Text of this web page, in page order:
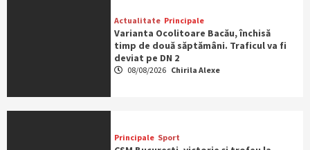
Actualitate Principale
Varianta Ocolitoare Bacău, închisă
timp de două săptămâni. Traficul va fi
deviat pe DN 2
08/08/2026 Chirila Alexe
Principale Sport